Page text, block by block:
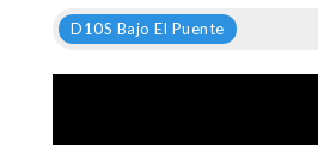
D10S Bajo El Puente